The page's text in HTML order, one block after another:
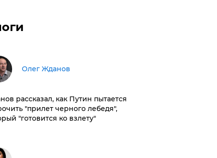
Олег Жданов
рассказал, как Путин пытается
"прилет черного лебедя",
"готовится ко взлету"